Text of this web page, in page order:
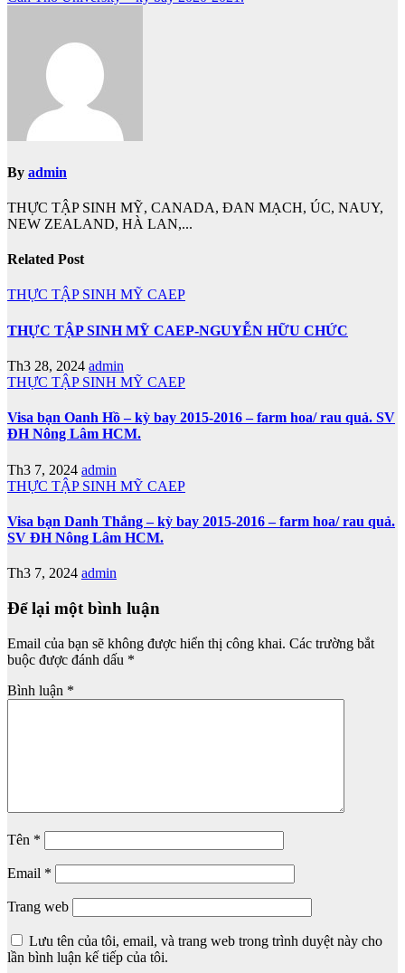
By admin
THỰC TẬP SINH MỸ, CANADA, ĐAN MẠCH, ÚC, NAUY,
NEW ZEALAND, HÀ LAN,...
Related Post
THỰC TẬP SINH MỸ CAEP
THỰC TẬP SINH MỸ CAEP-NGUYỄN HỮU CHỨC
Th3 28, 2024 admin
THỰC TẬP SINH MỸ CAEP
Visa bạn Oanh Hồ – kỳ bay 2015-2016 – farm hoa/ rau quả. SV
ĐH Nông Lâm HCM.
Th3 7, 2024 admin
THỰC TẬP SINH MỸ CAEP
Visa bạn Danh Thắng – kỳ bay 2015-2016 – farm hoa/ rau quả.
SV ĐH Nông Lâm HCM.
Th3 7, 2024 admin
Để lại một bình luận
Email của bạn sẽ không được hiển thị công khai. Các trường bắt
buộc được đánh dấu *
Bình luận *
Tên *
Email *
Trang web
Lưu tên của tôi, email, và trang web trong trình duyệt này cho
lần bình luận kế tiếp của tôi.